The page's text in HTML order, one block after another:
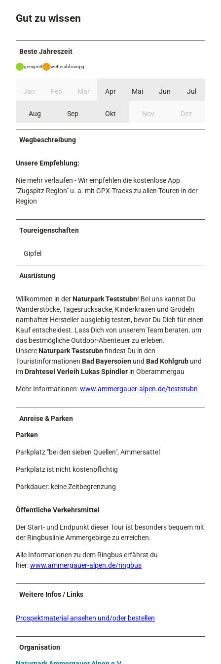
Gut zu wissen
Beste Jahreszeit
geeignet wetterabhängig
Jan Feb Mär Apr Mai Jun Jul
Aug Sep Okt Nov Dez
Wegbeschreibung
Unsere Empfehlung:
Nie mehr verlaufen - Wir empfehlen die kostenlose App
"Zugspitz Region" u. a. mit GPX-Tracks zu allen Touren in der
Region
Toureigenschaften
Gipfel
Ausrüstung
Willkommen in derNaturpark Teststubn! Bei uns kannst Du
Wanderstöcke, Tagesrucksäcke, Kinderkraxen und Grödeln
namhafter Hersteller ausgiebig testen, bevor Du Dich für einen
Kauf entscheidest. Lass Dich von unserem Team beraten, um
das bestmögliche Outdoor-Abenteuer zu erleben.
UnsereNaturpark Teststubnfindest Du in den
Touristinformationen Bad Bayersoien und Bad Kohlgrub und
imDrahtesel Verleih Lukas Spindler in Oberammergau
Mehr Informationen:www.ammergauer-alpen.de/teststubn
Anreise & Parken
Parken
Parkplatz "bei den sieben Quellen", Ammersattel
Parkplatz ist nicht kostenpflichtig
Parkdauer: keine Zeitbegrenzung
Öffentliche Verkehrsmittel
Der Start- und Endpunkt dieser Tour ist besonders bequem mit
der Ringbuslinie Ammergebirge zu erreichen.
Alle Informationen zu dem Ringbus erfährst du
hier:www.ammergauer-alpen.de/ringbus
Weitere Infos / Links
Prospektmaterial ansehen und/oder bestellen
Organisation